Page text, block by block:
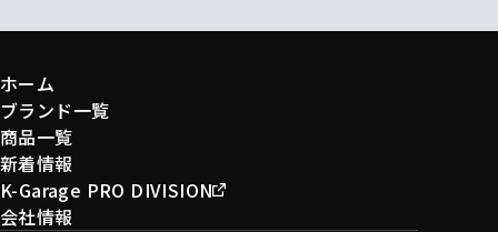
ホーム
ブランド一覧
商品一覧
新着情報
K-Garage PRO DIVISION
会社情報